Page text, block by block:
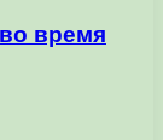
время